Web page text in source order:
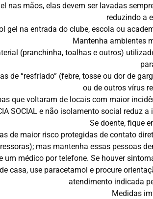
nas mãos, elas devem ser lavadas
reduzindo a
gel na entrada do clube, escola ou
Mantenha ambientes
(pranchinha, toalhas e outros)
de “resfriado” (febre, tosse ou dor de
ou de outros vírus
que voltaram de locais com maior
SOCIAL e não isolamento social reduz
Se doente, fique
de maior risco protegidas de contato
mas mantenha essas pessoas
um médico por telefone. Se houver
casa, use paracetamol e procure
atendimento indicada
Medidas